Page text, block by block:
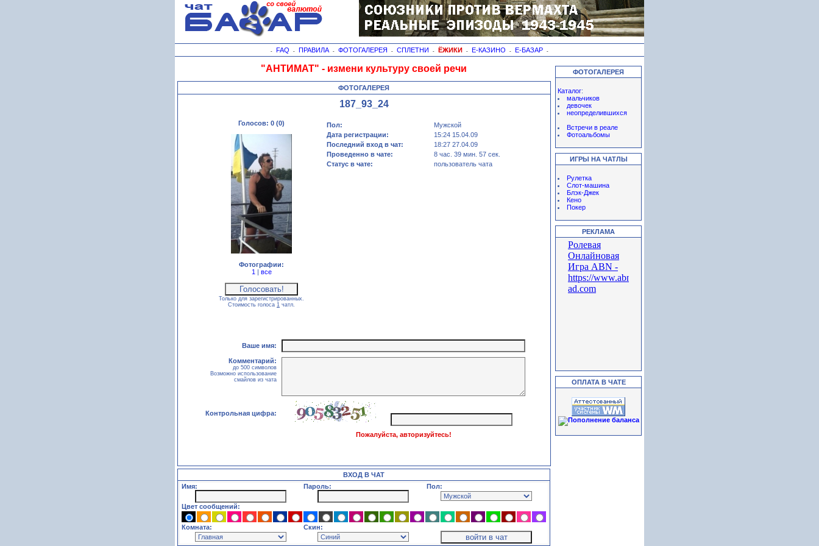
- FAQ - ПРАВИЛА- ФОТОГАЛЕРЕЯ - СПЛЕТНИ - ЁЖИКИ - Е-КАЗИНО - Е-БАЗАР -
"АНТИМАТ" - измени культуру своей речи
ФОТОГАЛЕРЕЯ
187_93_24
Голосов: 0 (0)
Фотографии:
1 | все
Только для зарегистрированных.
Стоимость голоса 1 чатл.
Пол:
Мужской
Дата регистрации:
15:24 15.04.09
Последний вход в чат:
18:27 27.04.09
Проведенно в чате:
8 час. 39 мин. 57 сек.
Статус в чате:
пользователь чата
Ваше имя:
Комментарий:
до 500 символов
Возможно использование
смайлов из чата
Контрольная цифра:
Пожалуйста, авторизуйтесь!
ВХОД В ЧАТ
Имя:
Пароль: Пол:
Цвет сообщений:
Комната: Скин:
ФОТОГАЛЕРЕЯ
Каталог:
мальчиков
девочек
неопределившихся
Встречи в реале
Фотоальбомы
ИГРЫ НА ЧАТЛЫ
Рулетка
Слот-машина
Блэк-Джек
Кено
Покер
РЕКЛАМА
ОПЛАТА В ЧАТЕ